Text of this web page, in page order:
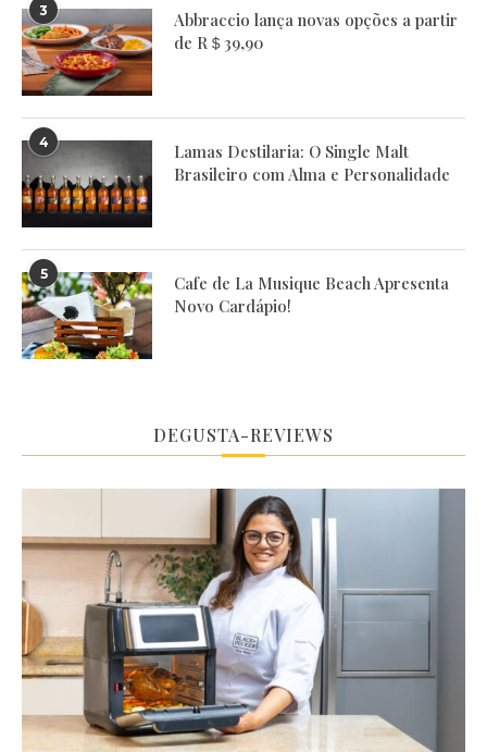
3
Abbraccio lança novas opções a partir
de R＄39,90
4
Lamas Destilaria: O Single Malt
Brasileiro com Alma e Personalidade
5
Cafe de La Musique Beach Apresenta
Novo Cardápio!
DEGUSTA-REVIEWS